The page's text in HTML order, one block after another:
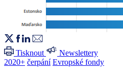
Tisknout
Newslettery
2020+ čerpání Evropské fondy